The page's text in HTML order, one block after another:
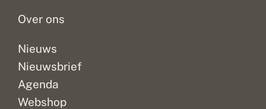
Over ons
Nieuws
Nieuwsbrief
Agenda
Webshop